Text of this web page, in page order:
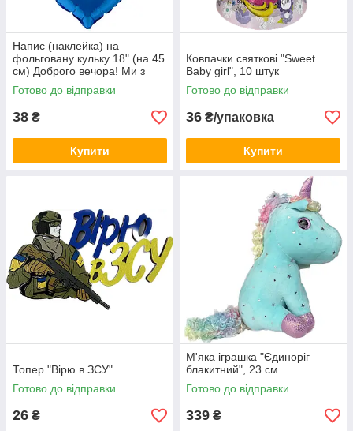
Напис (наклейка) на
фольговану кульку 18" (на 45
см) Доброго вечора! Ми з
України! (будь-який колір)
Готово до відправки
38 ₴
Купити
Ковпачки святкові "Sweet
Baby girl", 10 штук
Готово до відправки
36 ₴/упаковка
Купити
Топер "Вірю в ЗСУ"
Готово до відправки
26 ₴
М'яка іграшка "Єдиноріг
блакитний", 23 см
Готово до відправки
339 ₴